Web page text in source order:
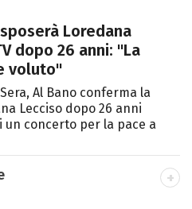
Loredana
dopo 26 anni: "La
voluto"
Al Bano conferma la
Lecciso dopo 26 anni
un concerto per la pace a